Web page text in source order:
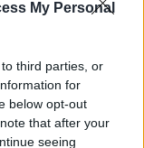
My Personal
third parties, or
for
below opt-out
that after your
seeing